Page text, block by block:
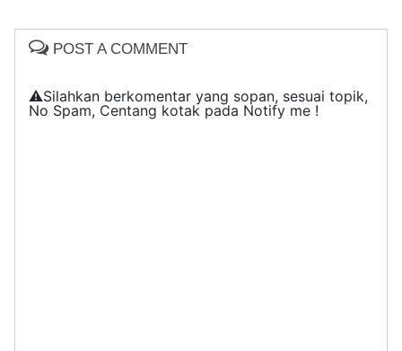
POST A COMMENT
⚠️Silahkan berkomentar yang sopan, sesuai topik,
No Spam, Centang kotak pada Notify me !